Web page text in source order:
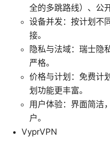
全的多跳路线）、公
设备并发：按计划不
接。
隐私与法域：瑞士隐
严格。
价格与计划：免费计
划功能更丰富。
用户体验：界面简洁
户。
VyprVPN